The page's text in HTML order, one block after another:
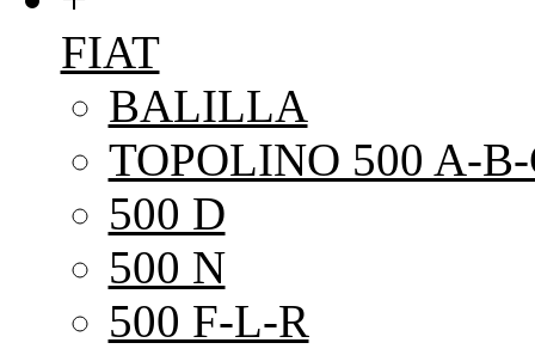
FIAT
BALILLA
TOPOLINO 500 A-
500 D
500 N
500 F-L-R